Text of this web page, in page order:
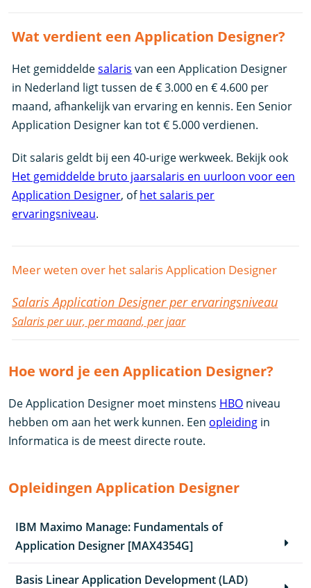
Wat verdient een Application Designer?
Het gemiddeldesalaris van een Application Designer
in Nederland ligt tussen de € 3.000 en € 4.600 per
maand, afhankelijk van ervaring en kennis. Een Senior
Application Designer kan tot € 5.000 verdienen.
Dit salaris geldt bij een 40-urige werkweek. Bekijk ook
Het gemiddelde bruto jaarsalaris en uurloon voor een
Application Designer, ofhet salaris per
ervaringsniveau.
Meer weten over het salaris Application Designer
Salaris Application Designer per ervaringsniveau
Salaris per uur, per maand, per jaar
Hoe word je een Application Designer?
De Application Designer moet minstens HBO niveau
hebben om aan het werk kunnen. Een opleiding in
Informatica is de meest directe route.
Opleidingen Application Designer
IBM Maximo Manage: Fundamentals of
Application Designer [MAX4354G]
Basis Linear Application Development (LAD)